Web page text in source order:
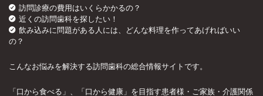
訪問診療の費用はいくらかかるの？
近くの訪問歯科を探したい！
飲み込みに問題がある人には、どんな料理を作ってあげればいい
の？
こんなお悩みを解決する訪問歯科の総合情報サイトです。
「口から食べる」、「口から健康」を目指す患者様・ご家族・介護関係